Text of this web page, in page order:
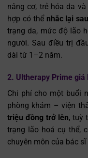
nâng cơ, trẻ hóa da
hợp có thể nhắc lại
trạng da, mức độ lão
người. Sau điều trị
dài từ 1–2 năm.
2. Ultherapy Prime giá
Chi phí cho một buổi
phòng khám – viện
triệu đồng trở lên, tuỳ
trạng lão hoá cụ thể,
chuyên môn của bác